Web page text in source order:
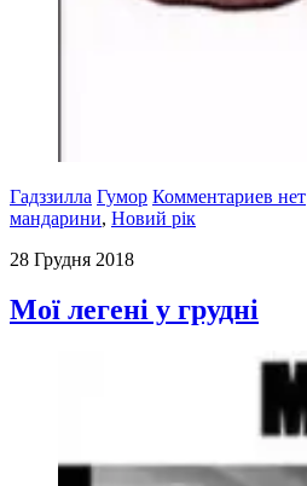
Гадззилла Гумор Комментариев нет
мандарини, Новий рік
28 Грудня 2018
Мої легені у грудні